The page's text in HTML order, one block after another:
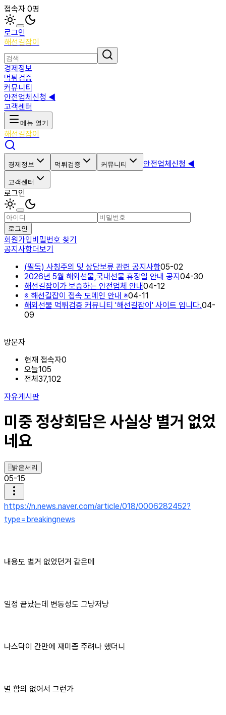
접속자 0명
로그인
해선길잡이
경제정보
먹튀검증
커뮤니티
안전업체신청 ◀
고객센터
메뉴 열기
해선길잡이
경제정보 먹튀검증 커뮤니티 안전업체신청 ◀
고객센터
로그인
로그인
회원가입비밀번호 찾기
공지사항더보기
(필독) 사칭주의 및 상담보류 관련 공지사항05-02
2026년 5월 해외선물,국내선물 휴장일 안내 공지04-30
해선길잡이가 보증하는 안전업체 안내04-12
※ 해선길잡이 접속 도메인 안내 ※04-11
해외선물 먹튀검증 커뮤니티 '해선길잡이' 사이트 입니다.04-
09
방문자
현재 접속자0
오늘105
전체37,102
자유게시판
미중 정상회담은 사실상 별거 없었
네요
1 밝은서리
05-15
https://n.news.naver.com/article/018/0006282452?
type=breakingnews
내용도 별거 없었던거 같은데
일정 끝났는데 변동성도 그냥저냥
나스닥이 간만에 재미좀 주려나 했더니
별 합의 없어서 그런가